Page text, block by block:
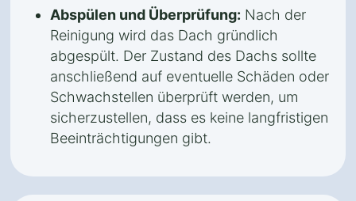
Abspülen und Überprüfung: Nach der
Reinigung wird das Dach gründlich
abgespült. Der Zustand des Dachs sollte
anschließend auf eventuelle Schäden oder
Schwachstellen überprüft werden, um
sicherzustellen, dass es keine langfristigen
Beeinträchtigungen gibt.